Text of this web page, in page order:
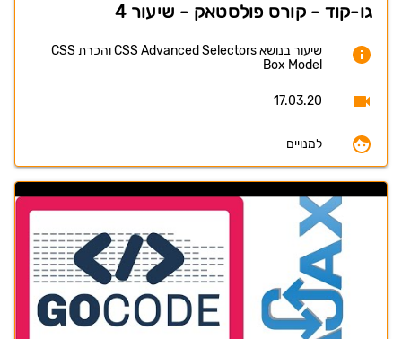
גו-קוד - קורס פולסטאק - שיעור 4
שיעור בנושא CSS Advanced Selectors והכרת CSS
Box Model
17.03.20
למנויים